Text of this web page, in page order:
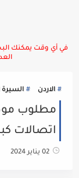
في أي وقت يمكنك
الاردن السيرة
مطلوب
اتصالات
02 يناير 2024